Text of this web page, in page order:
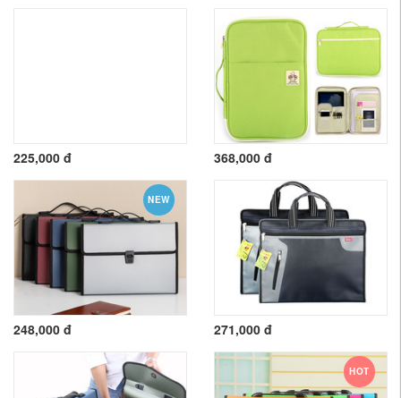
225,000 đ 368,000 đ
NEW
248,000 đ 271,000 đ
HOT